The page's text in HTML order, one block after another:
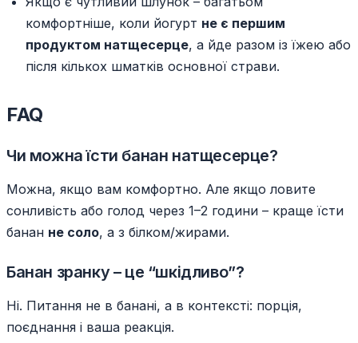
комфортніше, коли йогурт не є першим
продуктом натщесерце, а йде разом із їжею або
після кількох шматків основної страви.
FAQ
Чи можна їсти банан натщесерце?
Можна, якщо вам комфортно. Але якщо ловите
сонливість або голод через 1–2 години – краще їсти
банан не соло, а з білком/жирами.
Банан зранку – це “шкідливо”?
Ні. Питання не в банані, а в контексті: порція,
поєднання і ваша реакція.